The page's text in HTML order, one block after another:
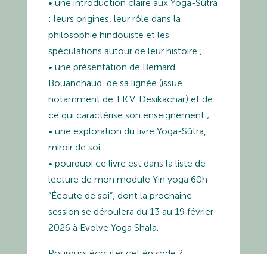
• une introduction claire aux Yoga-Sûtra
: leurs origines, leur rôle dans la
philosophie hindouiste et les
spéculations autour de leur histoire ;
• une présentation de Bernard
Bouanchaud, de sa lignée (issue
notamment de T.K.V. Desikachar) et de
ce qui caractérise son enseignement ;
• une exploration du livre Yoga-Sûtra,
miroir de soi :
• pourquoi ce livre est dans la liste de
lecture de mon module Yin yoga 60h
“Écoute de soi”, dont la prochaine
session se déroulera du 13 au 19 février
2026 à Evolve Yoga Shala.